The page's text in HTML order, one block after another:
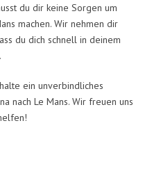
du dir keine Sorgen um
machen. Wir nehmen dir
du dich schnell in deinem
ein unverbindliches
nach Le Mans. Wir freuen uns